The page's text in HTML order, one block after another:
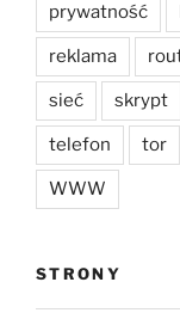
prywatność
reklama
sieć skrypt
telefon tor
WWW
STRONY